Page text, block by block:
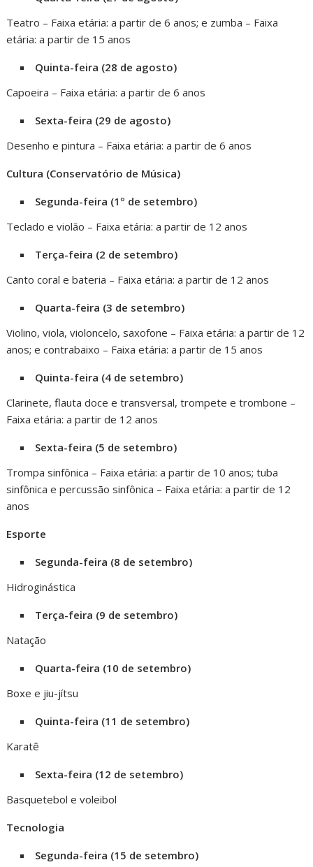
Teatro – Faixa etária: a partir de 6 anos; e zumba – Faixa
etária: a partir de 15 anos
Quinta-feira (28 de agosto)
Capoeira – Faixa etária: a partir de 6 anos
Sexta-feira (29 de agosto)
Desenho e pintura – Faixa etária: a partir de 6 anos
Cultura (Conservatório de Música)
Segunda-feira (1º de setembro)
Teclado e violão – Faixa etária: a partir de 12 anos
Terça-feira (2 de setembro)
Canto coral e bateria – Faixa etária: a partir de 12 anos
Quarta-feira (3 de setembro)
Violino, viola, violoncelo, saxofone – Faixa etária: a partir de 12
anos; e contrabaixo – Faixa etária: a partir de 15 anos
Quinta-feira (4 de setembro)
Clarinete, flauta doce e transversal, trompete e trombone –
Faixa etária: a partir de 12 anos
Sexta-feira (5 de setembro)
Trompa sinfônica – Faixa etária: a partir de 10 anos; tuba
sinfônica e percussão sinfônica – Faixa etária: a partir de 12
anos
Esporte
Segunda-feira (8 de setembro)
Hidroginástica
Terça-feira (9 de setembro)
Natação
Quarta-feira (10 de setembro)
Boxe e jiu-jítsu
Quinta-feira (11 de setembro)
Karatê
Sexta-feira (12 de setembro)
Basquetebol e voleibol
Tecnologia
Segunda-feira (15 de setembro)